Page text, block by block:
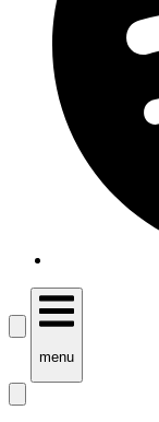
menu